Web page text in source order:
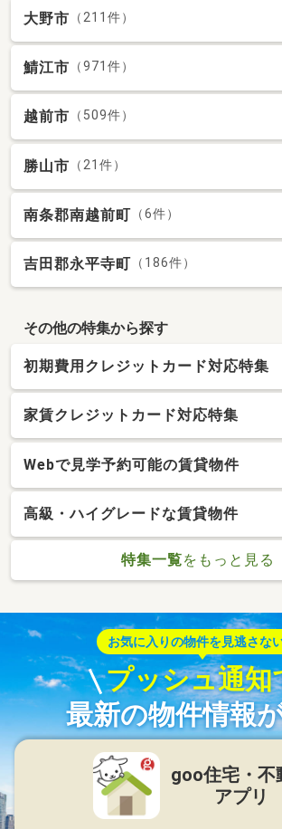
大野市 （211件）
鯖江市 （971件）
越前市 （509件）
勝山市 （21件）
南条郡南越前町 （6件）
吉田郡永平寺町 （186件）
その他の特集から探す
初期費用クレジットカード対応特集
家賃クレジットカード対応特集
Webで見学予約可能の賃貸物件
高級・ハイグレードな賃貸物件
特集一覧をもっと見る
お気に入りの物件を見逃さな
プッシュ通知
最新の物件情報
goo住宅・不
アプリ